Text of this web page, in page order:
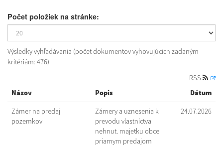
Počet položiek na stránke:
Výsledky vyhľadávania (počet dokumentov vyhovujúcich zadaným
kritériám: 476)
RSS
Názov
Popis Dátum
Zámer na predaj
pozemkov
Zámery a uznesenia k
prevodu vlastníctva
nehnut. majetku obce
priamym predajom
24.07.2026